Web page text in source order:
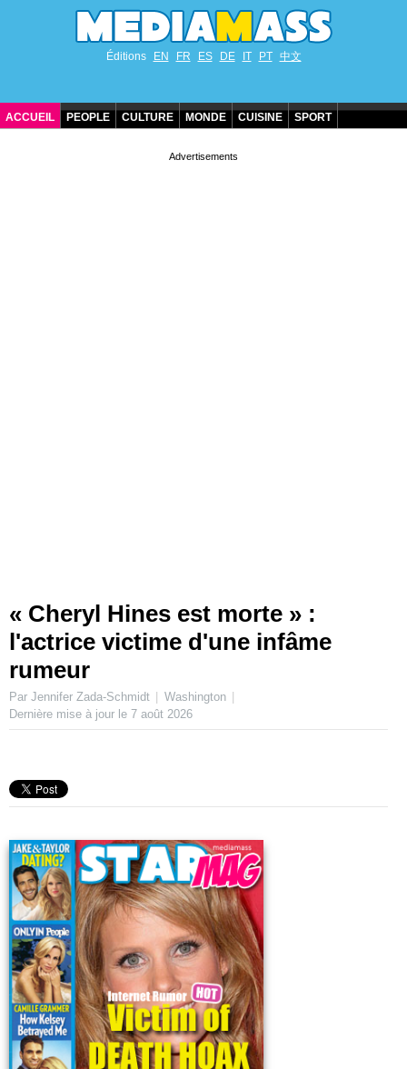
Éditions EN FR ES DE IT PT 中文
ACCUEIL PEOPLE CULTURE MONDE CUISINE SPORT
« Cheryl Hines est morte » :
l'actrice victime d'une infâme
rumeur
Par Jennifer Zada-Schmidt
Washington
Dernière mise à jour le 7 août 2026